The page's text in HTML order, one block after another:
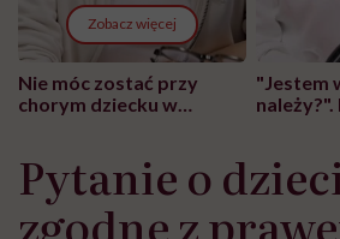
Zobacz więcej
Nie móc zostać przy
chorym dziecku w
może chyba tylko
głupota i brak
wyobraźni"
"Jestem
pracy
Pytanie o
zgodne z